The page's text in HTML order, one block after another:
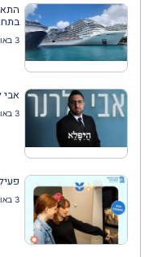
3 באוגוסט 2026
אבי
3 באוגוסט 2026
3 באוגוסט 2026